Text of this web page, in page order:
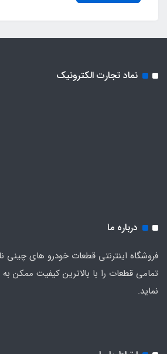
نماد تجارت الکترونیک
درباره ما
فروشگاه اینترنتی قطعات خودرو های چینی
تمامی قطعات را با بالاترین کیفیت ممکن
نماید.